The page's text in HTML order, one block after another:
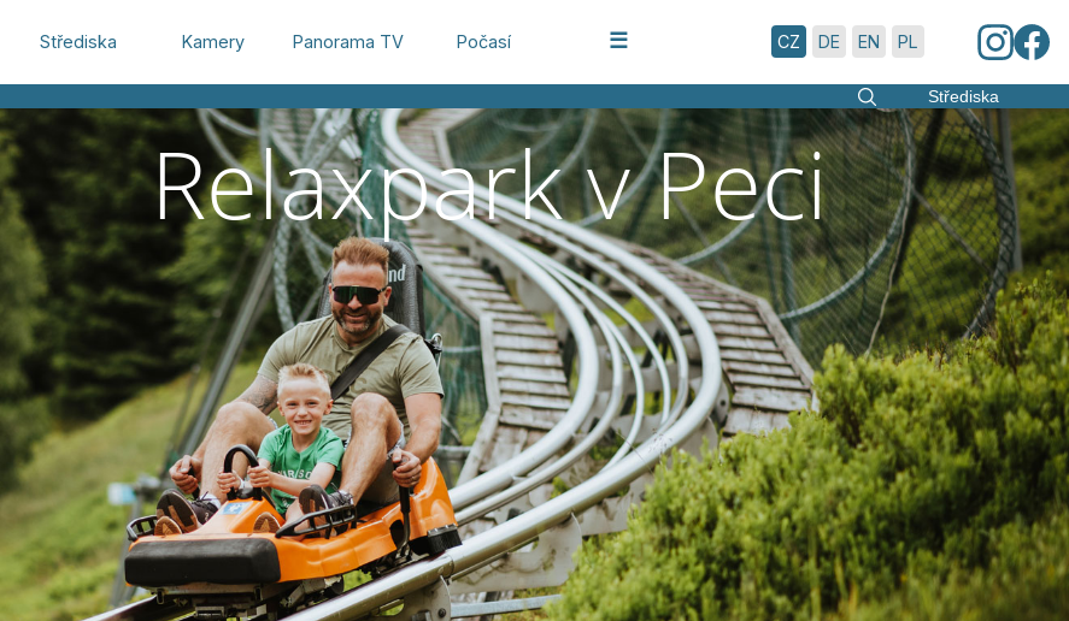
Střediska Kamery Panorama TV Počasí ☰ CZ DE EN PL
Střediska
Relaxpark v Peci